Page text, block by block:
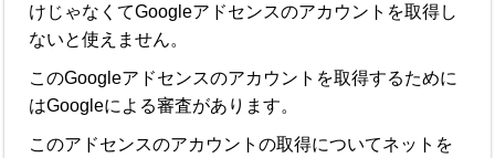
けじゃなくてGoogleアドセンスのアカウントを取得し
ないと使えません。
このGoogleアドセンスのアカウントを取得するために
はGoogleによる審査があります。
このアドセンスのアカウントの取得についてネットを